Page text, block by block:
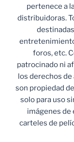
pertenece a
distribuidoras.
foros, etc.
patrocinado ni
los derechos
son propiedad
solo para uso
imágenes de
carteles de